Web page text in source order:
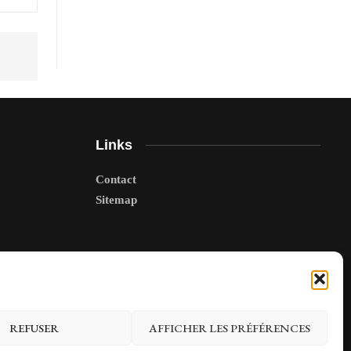
REFUSER AFFICHER LES PRÉFÉRENCES
Links
Contact
Sitemap